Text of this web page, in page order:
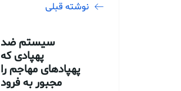
نوشته قبلی
سیستم ضد
پهپادی که
پهپادهای مهاجم را
مجبور به فرود